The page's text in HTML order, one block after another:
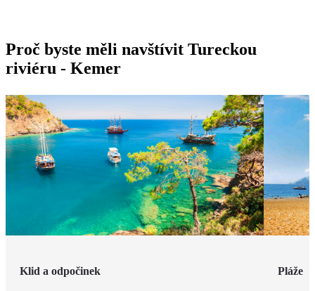
Proč byste měli navštívit Tureckou
riviéru - Kemer
Klid a odpočinek Pláže